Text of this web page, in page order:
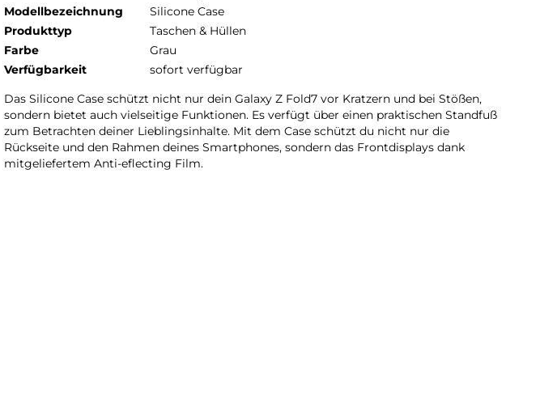
Modellbezeichnung
Silicone Case
Produkttyp
Taschen & Hüllen
Farbe
Grau
Verfügbarkeit
sofort verfügbar
Das Silicone Case schützt nicht nur dein Galaxy Z Fold7 vor Kratzern und bei Stößen,
sondern bietet auch vielseitige Funktionen. Es verfügt über einen praktischen Standfuß
zum Betrachten deiner Lieblingsinhalte. Mit dem Case schützt du nicht nur die
Rückseite und den Rahmen deines Smartphones, sondern das Frontdisplays dank
mitgeliefertem Anti-eflecting Film.